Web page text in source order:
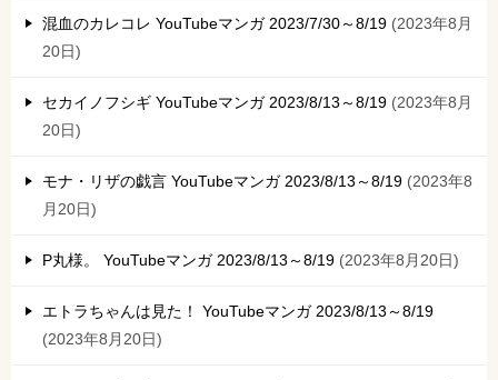
混血のカレコレ YouTubeマンガ 2023/7/30～8/19 2023年8月
20日
セカイノフシギ YouTubeマンガ 2023/8/13～8/19 2023年8月
20日
モナ・リザの戯言 YouTubeマンガ 2023/8/13～8/19 2023年8
月20日
P丸様。 YouTubeマンガ 2023/8/13～8/19 2023年8月20日
エトラちゃんは見た！ YouTubeマンガ 2023/8/13～8/19
2023年8月20日